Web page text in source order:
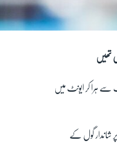
سے ہرا کر ایونٹ میں
شاندار گول کے